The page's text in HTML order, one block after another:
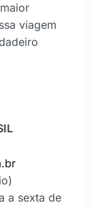
viagem
a sexta de